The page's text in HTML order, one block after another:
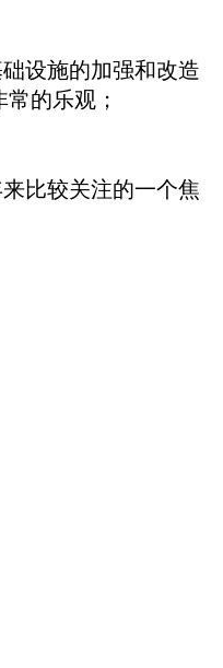
设施的加强和改造
的乐观；
比较关注的一个焦